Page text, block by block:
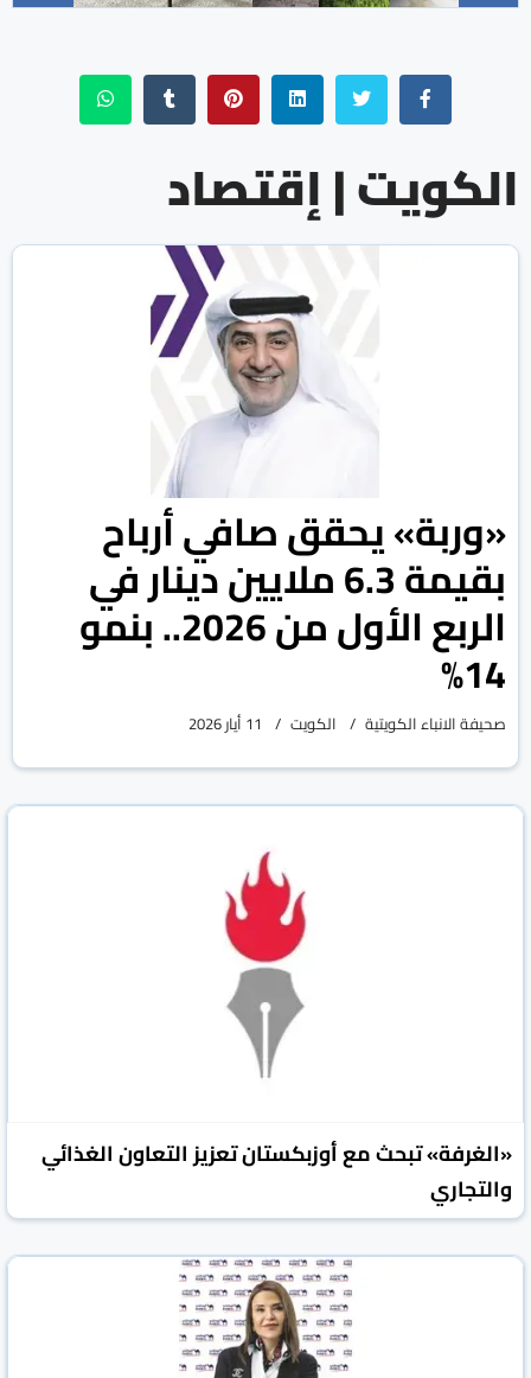
الكويت | إقتصاد
«وربة» يحقق صافي أرباح
بقيمة 6.3 ملايين دينار في
الربع الأول من 2026.. بنمو
14%
صحيفة الانباء الكويتية الكويت 11 أيار 2026
«الغرفة» تبحث مع أوزبكستان تعزيز التعاون الغذائي
والتجاري
صحيفة الانباء الكويتية الكويت 11 أيار 2026